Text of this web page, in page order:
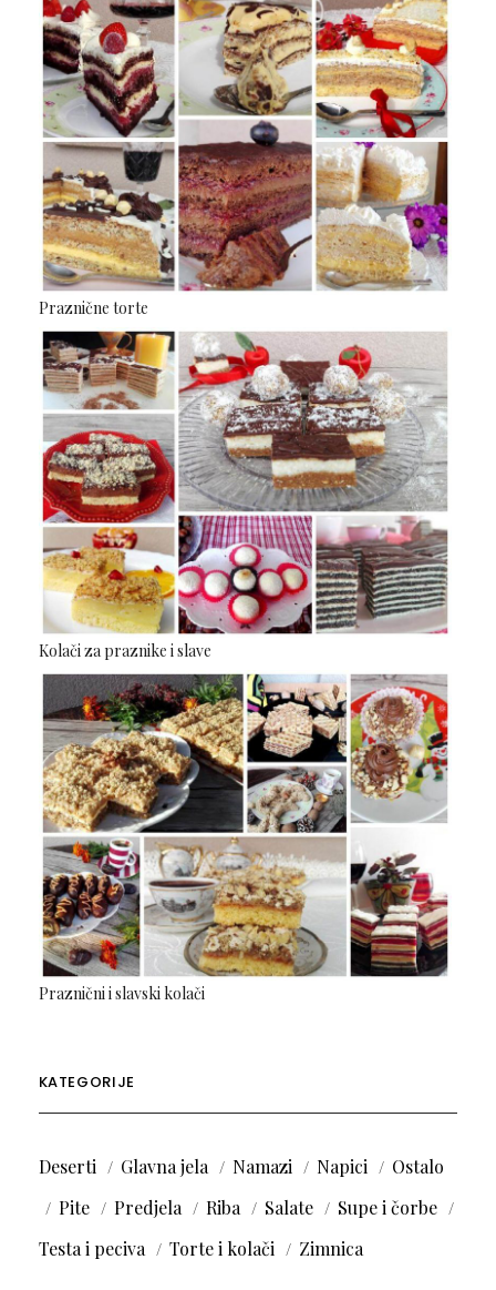
Praznične torte
Kolači za praznike i slave
Praznični i slavski kolači
KATEGORIJE
Deserti Glavna jela Namazi Napici
Ostalo
Pite
Predjela Riba Salate
Supe i čorbe
Testa i peciva
Torte i kolači Zimnica